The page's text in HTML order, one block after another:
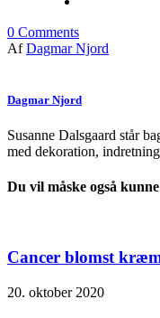
0 Comments
Af Dagmar Njord
Dagmar Njord
Susanne Dalsgaard står
med dekoration,
Du vil måske også
Cancer blomst
20. oktober 2020